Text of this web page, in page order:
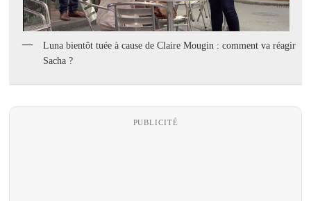
Luna bientôt tuée à cause de Claire Mougin : comment va réagir
Sacha ?
PUBLICITÉ